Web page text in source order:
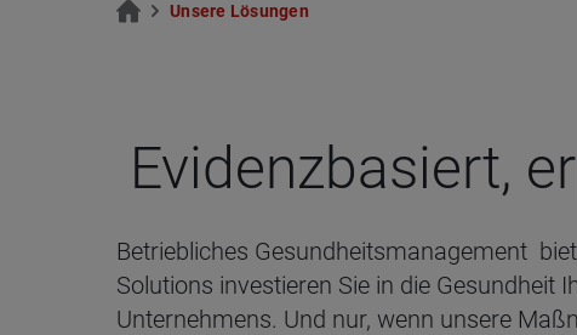
Un­se­re Lö­sun­gen
Evi­denz­ba­siert,
Betriebliches Gesundheitsmanagement
Solutions investieren Sie in die Gesundheit
Unternehmens. Und nur, wenn unsere